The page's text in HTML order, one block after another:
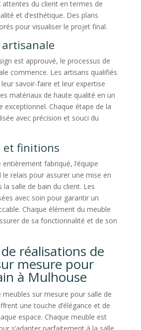
du client en termes de
et d’esthétique. Des plans
pour visualiser le projet final.
est approuvé, le processus de
commence. Les artisans qualifiés
savoir-faire et leur expertise
matériaux de haute qualité en un
exceptionnel. Chaque étape de la
avec précision et souci du
et finitions
fabriqué, l’équipe
le relais pour assurer une mise en
la salle de bain du client. Les
avec soin pour garantir un
Chaque élément du meuble
de sa fonctionnalité et de son
réalisations de
mesure pour
à Mulhouse
meubles sur mesure pour salle de
une touche d’élégance et de
espace. Chaque meuble est